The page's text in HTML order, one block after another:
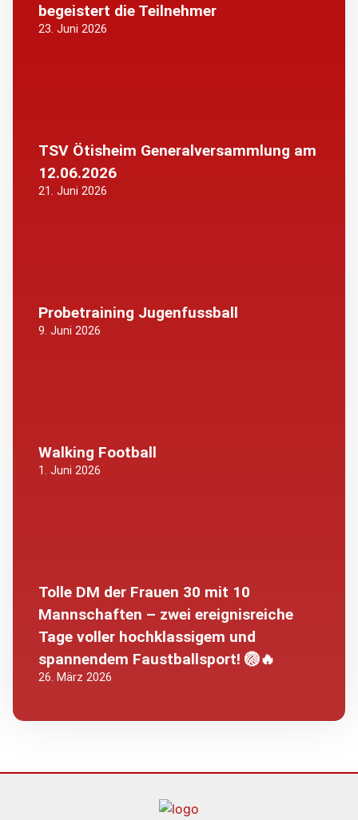
begeistert die Teilnehmer
23. Juni 2026
TSV Ötisheim Generalversammlung am
12.06.2026
21. Juni 2026
Probetraining Jugenfussball
9. Juni 2026
Walking Football
1. Juni 2026
Tolle DM der Frauen 30 mit 10
Mannschaften – zwei ereignisreiche
Tage voller hochklassigem und
spannendem Faustballsport! 🏐🔥
26. März 2026